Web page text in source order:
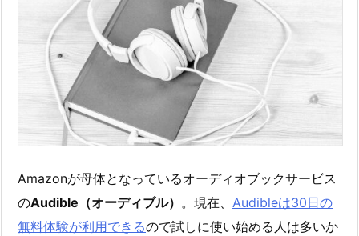
Amazonが母体となっているオーディオブックサービス
のAudible（オーディブル） 。現在、 Audibleは30日の
無料体験が利用できるので試しに使い始める人は多いか